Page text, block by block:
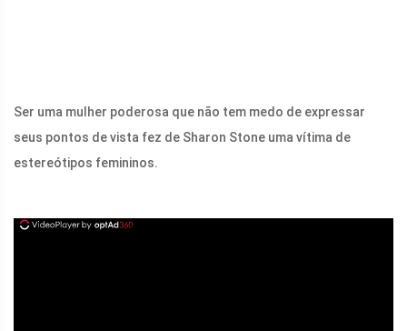
Ser uma mulher poderosa que não tem medo de expressar
seus pontos de vista fez de Sharon Stone uma vítima de
estereótipos femininos.